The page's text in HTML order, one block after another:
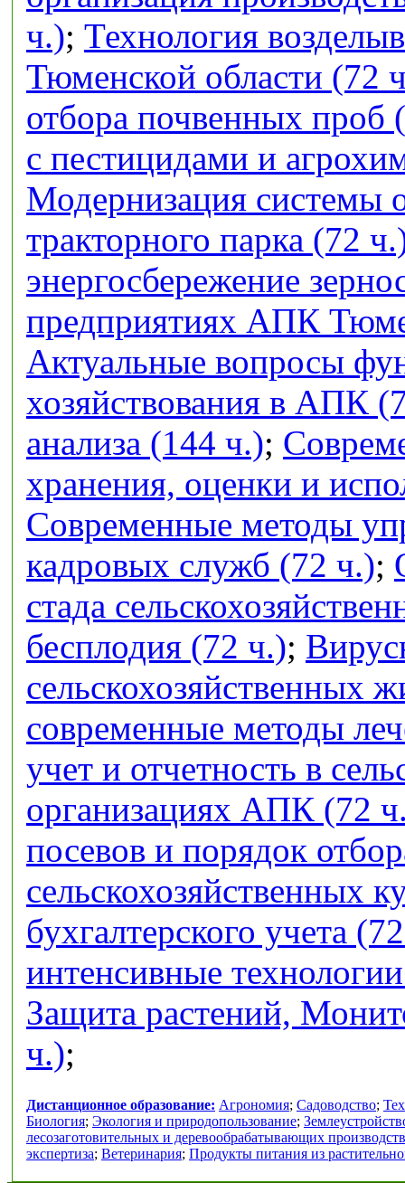
ч.); Технология
Тюменской области (72
отбора почвенных проб
с пестицидами и
Модернизация системы
тракторного парка (72
энергосбережение
предприятиях АПК
Актуальные вопросы
хозяйствования в АПК
анализа (144 ч.);
хранения, оценки и
Современные методы
кадровых служб (72 ч.);
стада
бесплодия (72 ч.);
сельскохозяйственных
современные методы
учет и отчетность в
организациях АПК (72
посевов и порядок
сельскохозяйственных
бухгалтерского учета
интенсивные
Защита растений,
ч.);
Дистанционное образование: Агрономия; Садоводство;
Биология; Экология и природопользование;
лесозаготовительных и деревообрабатывающих производств
экспертиза; Ветеринария; Продукты питания из